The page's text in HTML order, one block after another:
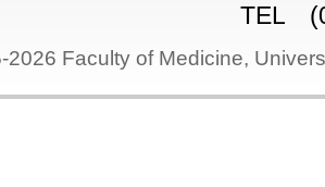
TEL
Faculty of Medicine,